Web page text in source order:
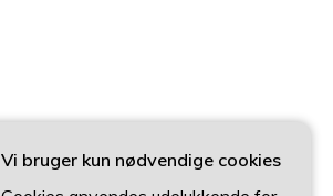
Vi bruger kun nødvendige cookies